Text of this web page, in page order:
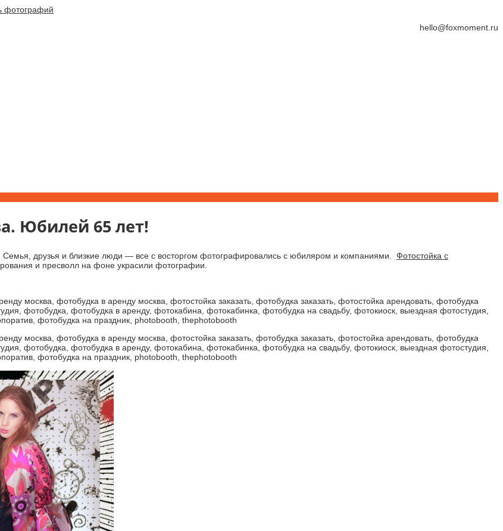
hello@foxmoment.ru
Юбилей 65 лет!
друзья и близкие люди — все с восторгом фотографировались с юбиляром и компаниями. Фотостойка с
и пресволл на фоне украсили фотографии.